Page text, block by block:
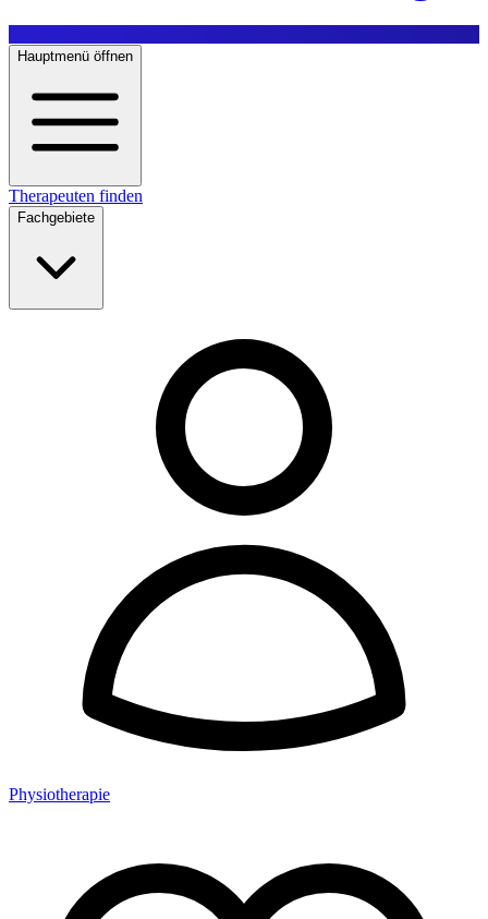
Hauptmenü öffnen
Therapeuten finden
Fachgebiete
Physiotherapie